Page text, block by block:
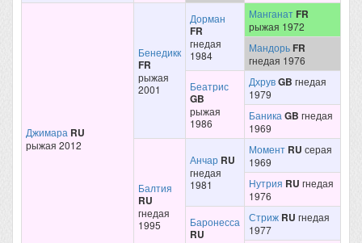
Джимара RU
рыжая 2012
Бенедикк
FR
рыжая
2001
Дорман
FR
гнедая
1984
Манганат FR
рыжая 1972
Мандорь FR
гнедая 1976
Беатрис
GB
рыжая
1986
ДхрувGB гнедая
1979
Баника GB гнедая
1969
Балтия
RU
гнедая
1995
Анчар RU
гнедая
1981
Момент RU серая
1969
Нутрия RU гнедая
1976
Баронесса
RU
Стриж RU гнедая
1977